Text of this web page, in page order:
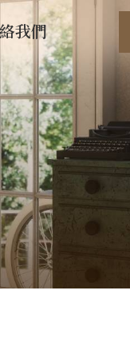
我們